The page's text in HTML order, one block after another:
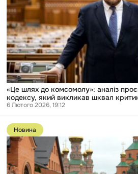
комсомолу»:
аналіз
проєкту
нового
Цивільного
кодексу,
який
викликав
шквал
критики
мережі
«Це шлях до комсомолу»: аналіз
кодексу, який викликав шквал
6 Лютого 2026, 19:12
Перейти
до
публікації
Підпільна
школа
МП:
Новина